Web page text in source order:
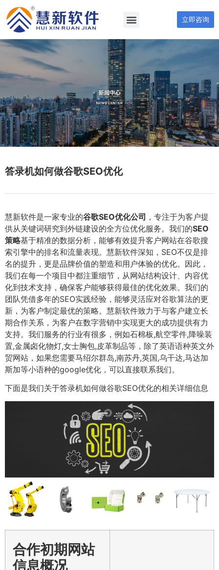
立即咨询
答录机如何做谷歌SEO优化
慧新软件是一家专业的谷歌SEO优化公司 ，专注于为客户提
供从关键词研究到外链建设的全方位优化服务。我们的SEO
策略基于精准的数据分析，能够有效提升客户网站在谷歌搜
索引擎中的排名和流量表现。慧新软件深知，SEO不仅是排
名的提升，更是品牌价值的塑造和用户体验的优化。因此，
我们在每一个项目中都注重细节，从网站结构设计、内容优
化到技术支持，确保客户能够获得最佳的优化效果。我们的
团队凭借多年的SEO实践经验，能够灵活应对谷歌算法的更
新，为客户制定最优的策略。慧新软件致力于与客户建立长
期合作关系，为客户在数字营销中实现更大的成功提供有力
支持。我们服务的行业有很多，例如石棉板,航空零件,降噪装
置,金属卤化物灯,女士胸包,皮革制品等，除了英语语种英文外
贸网站，如果您需要马绍尔群岛,南苏丹,英国,乌干达,马达加
斯加等小语种的google优化，可以直接联系我们。
下面是我们关于答录机如何做谷歌SEO优化的相关详细信息
合作初期网站
信息概况